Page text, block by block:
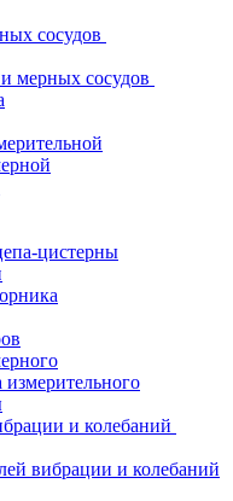
сосудов
мерных сосудов
цистерны
и колебаний
вибрации и колебаний